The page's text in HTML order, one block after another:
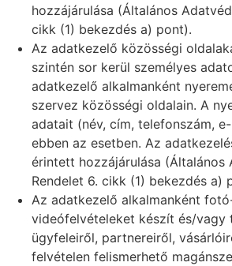
hozzájárulása (Általános
cikk (1) bekezdés a) pont).
Az adatkezelő közösségi
szintén sor kerül személyes
adatkezelő alkalmanként
szervez közösségi oldalain. A
adatait (név, cím, telefonszám,
ebben az esetben. Az
érintett hozzájárulása (Általános
Rendelet 6. cikk (1) bekezdés a)
Az adatkezelő alkalmanként
videófelvételeket készít és/vagy
ügyfeleiről, partnereiről,
felvételen felismerhető